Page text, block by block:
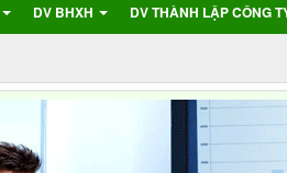
DV BHXH DV THÀNH LẬP CÔNG